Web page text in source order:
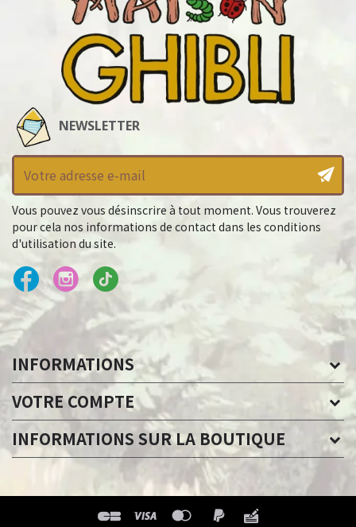
NEWSLETTER
Vous pouvez vous désinscrire à tout moment. Vous trouverez
pour cela nos informations de contact dans les conditions
d'utilisation du site.
INFORMATIONS
VOTRE COMPTE
INFORMATIONS SUR LA BOUTIQUE